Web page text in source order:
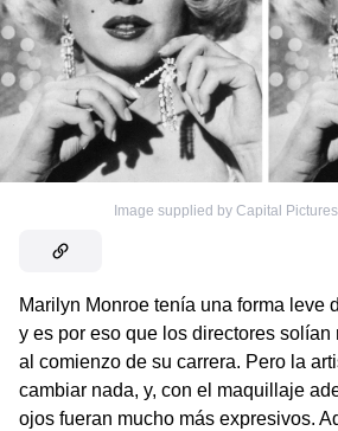
Image supplied by Capital
Marilyn Monroe tenía una forma leve
y es por eso que los directores solían
al comienzo de su carrera. Pero la
cambiar nada, y, con el maquillaje
ojos fueran mucho más expresivos.